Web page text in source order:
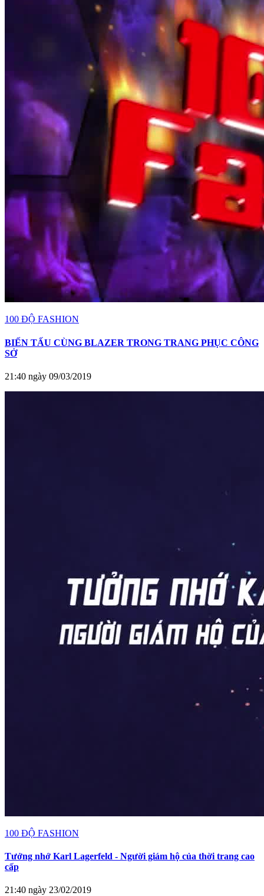
100 ĐỘ FASHION
BIẾN TẤU CÙNG BLAZER TRONG TRANG PHỤC CÔNG
SỞ
21:40 ngày 09/03/2019
100 ĐỘ FASHION
Tưởng nhớ Karl Lagerfeld - Người giám hộ của thời trang cao
cấp
21:40 ngày 23/02/2019